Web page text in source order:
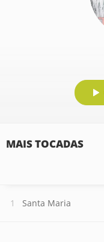
MAIS TOCADAS
Santa Maria